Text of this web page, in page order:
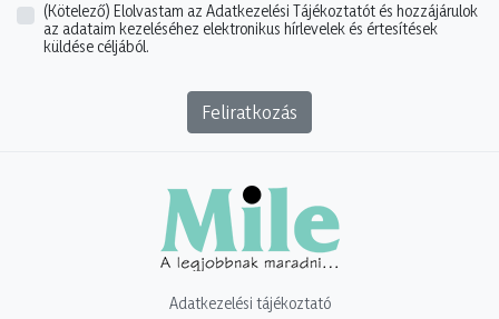
(Kötelező) Elolvastam az Adatkezelési Tájékoztatót és hozzájárulok
az adataim kezeléséhez elektronikus hírlevelek és értesítések
küldése céljából.
Feliratkozás
Adatkezelési tájékoztató